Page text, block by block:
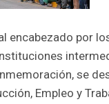
encabezado por
se
Empleo y